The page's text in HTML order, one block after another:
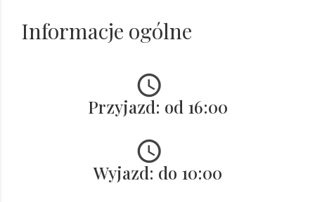
Informacje ogólne
Przyjazd: od 16:00
Wyjazd: do 10:00